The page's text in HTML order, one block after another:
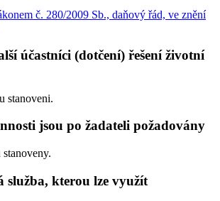
č. 280/2009 Sb., daňový řád, ve znění
účastníci (dotčení) řešení životní
stanoveni.
jsou po žadateli požadovány
služba, kterou lze využít